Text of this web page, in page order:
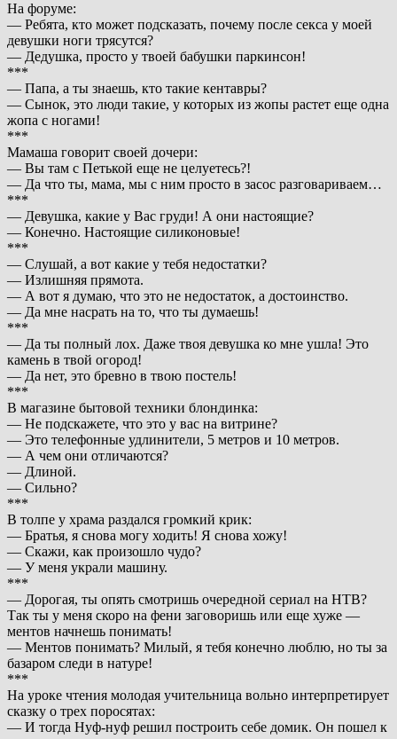
На форуме:
— Ребята, кто может подсказать, почему после секса у моей
девушки ноги трясутся?
— Дедушка, просто у твоей бабушки паркинсон!
***
— Папа, а ты знаешь, кто такие кентавры?
— Сынок, это люди такие, у которых из жопы растет еще одна
жопа с ногами!
***
Мамаша говорит своей дочери:
— Вы там с Петькой еще не целуетесь?!
— Да что ты, мама, мы с ним просто в засос разговариваем…
***
— Девушка, какие у Вас груди! А они настоящие?
— Конечно. Настоящие силиконовые!
***
— Слушай, а вот какие у тебя недостатки?
— Излишняя прямота.
— А вот я думаю, что это не недостаток, а достоинство.
— Да мне насрать на то, что ты думаешь!
***
— Да ты полный лох. Даже твоя девушка ко мне ушла! Это
камень в твой огород!
— Да нет, это бревно в твою постель!
***
В магазине бытовой техники блондинка:
— Не подскажете, что это у вас на витрине?
— Это телефонные удлинители, 5 метров и 10 метров.
— А чем они отличаются?
— Длиной.
— Сильно?
***
В толпе у храма раздался громкий крик:
— Братья, я снова могу ходить! Я снова хожу!
— Скажи, как произошло чудо?
— У меня украли машину.
***
— Дорогая, ты опять смотришь очередной сериал на НТВ?
Так ты у меня скоро на фени заговоришь или еще хуже —
ментов начнешь понимать!
— Ментов понимать? Милый, я тебя конечно люблю, но ты за
базаром следи в натуре!
***
На уроке чтения молодая учительница вольно интерпретирует
сказку о трех поросятах:
— И тогда Нуф-нуф решил построить себе домик. Он пошел к